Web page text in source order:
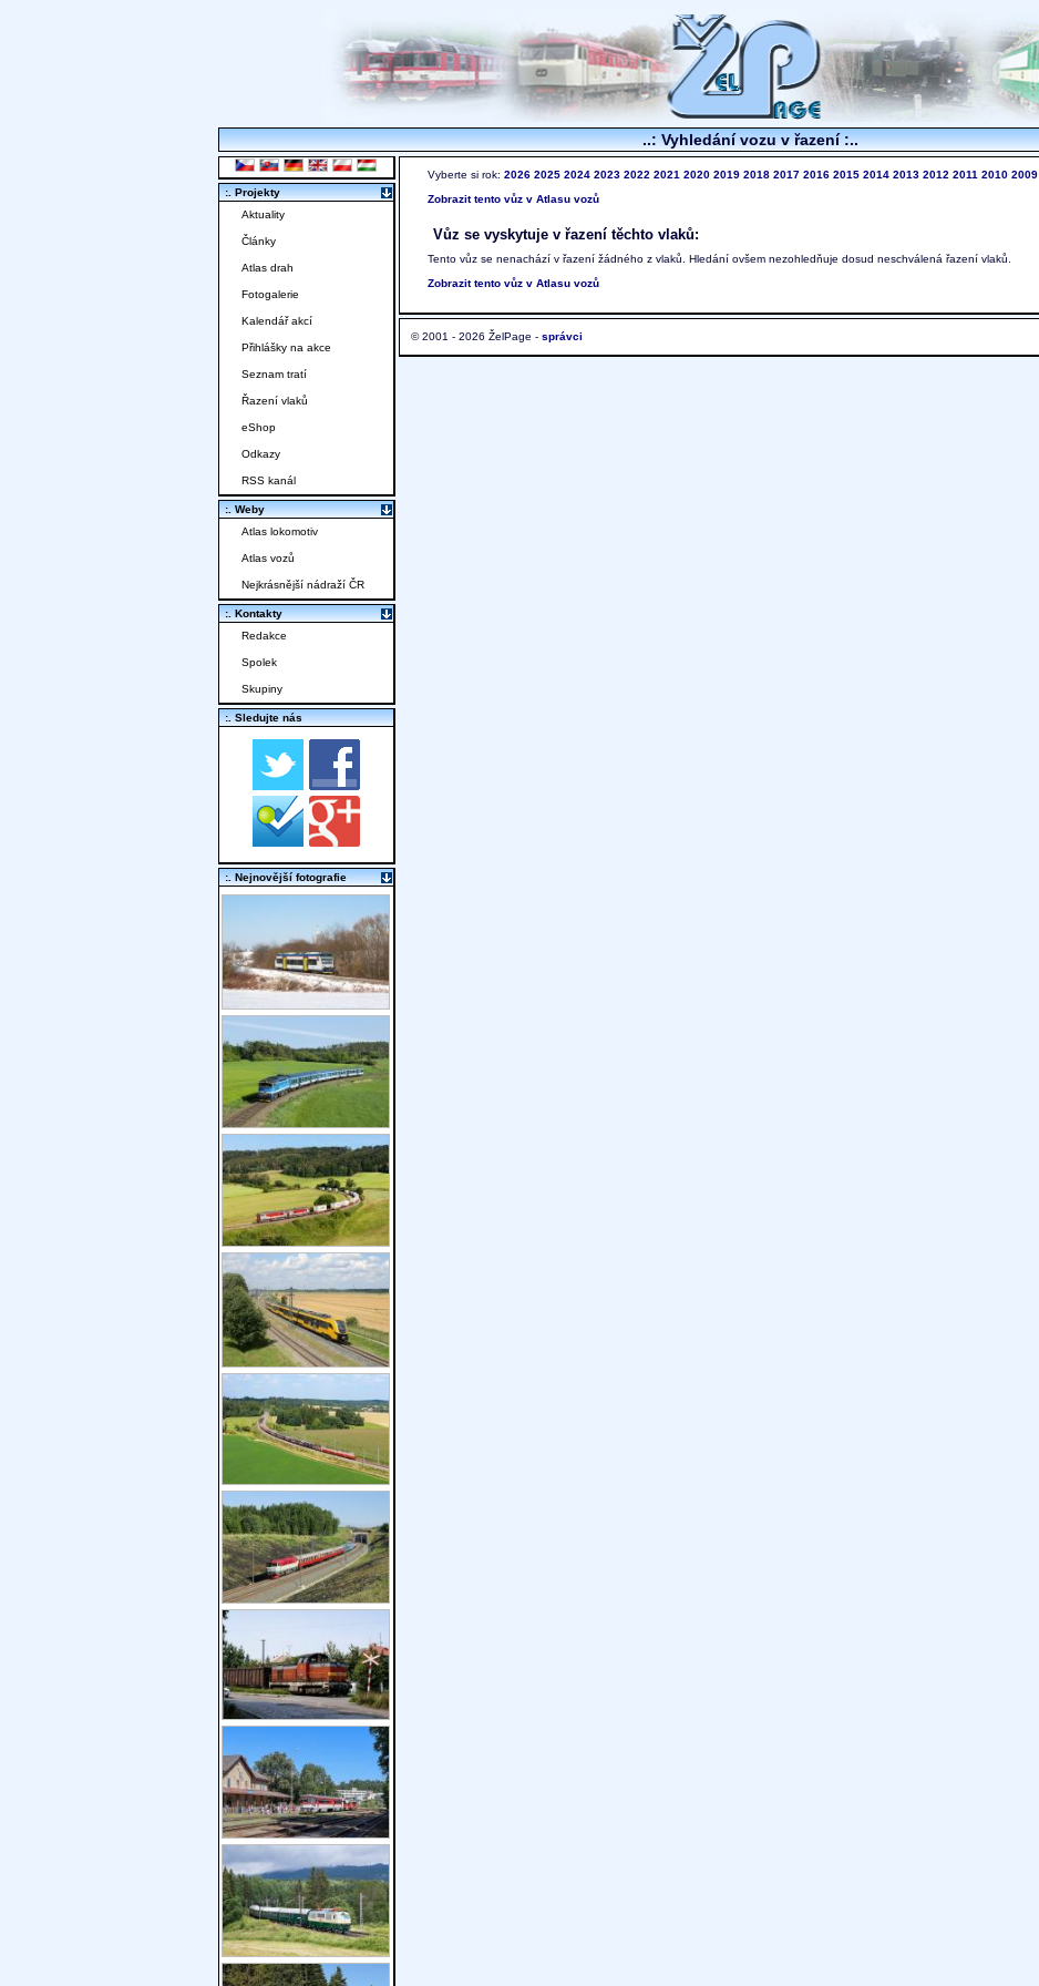
..: Vyhledání vozu v řazení :..
Vyberte si rok: 2026 2025 2024 2023 2022 2021 2020 2019 2018 2017 2016 2015 2014 2013 2012 2011 2010 2009
Zobrazit tento vůz v Atlasu vozů
Vůz se vyskytuje v řazení těchto vlaků:
Tento vůz se nenachází v řazení žádného z vlaků. Hledání ovšem nezohledňuje dosud neschválená řazení vlaků.
Zobrazit tento vůz v Atlasu vozů
© 2001 - 2026 ŽelPage - správci
:. Projekty
Aktuality
Články
Atlas drah
Fotogalerie
Kalendář akcí
Přihlášky na akce
Seznam tratí
Řazení vlaků
eShop
Odkazy
RSS kanál
:. Weby
Atlas lokomotiv
Atlas vozů
Nejkrásnější nádraží ČR
:. Kontakty
Redakce
Spolek
Skupiny
:. Sledujte nás
:. Nejnovější fotografie